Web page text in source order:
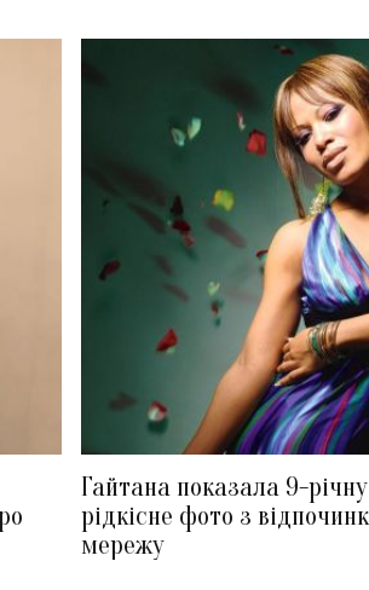
Гайтана показала 9-
рідкісне фото з
мережу